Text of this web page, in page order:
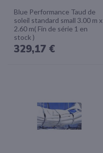
Blue Performance Taud de
soleil standard small 3.00 m x
2.60 m( Fin de série 1 en
stock )
329,17 €